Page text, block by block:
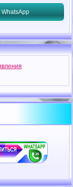
WhatsApp